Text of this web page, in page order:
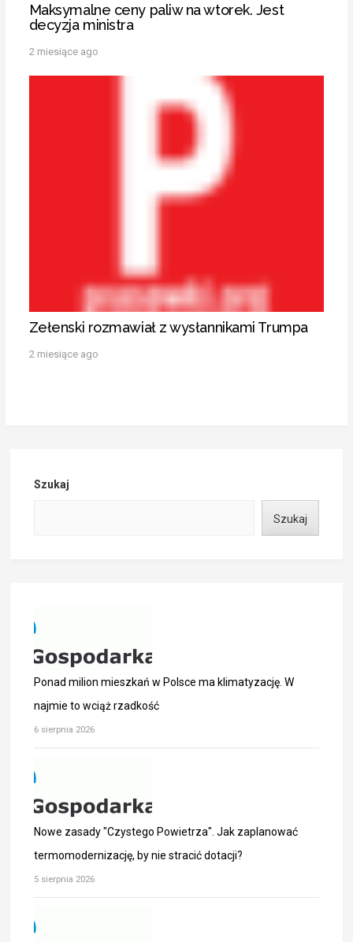
Maksymalne ceny paliw na wtorek. Jest
decyzja ministra
2 miesiące ago
Zełenski rozmawiał z wysłannikami Trumpa
2 miesiące ago
Szukaj
Szukaj
Ponad milion mieszkań w Polsce ma klimatyzację. W
najmie to wciąż rzadkość
6 sierpnia 2026
Nowe zasady "Czystego Powietrza". Jak zaplanować
termomodernizację, by nie stracić dotacji?
5 sierpnia 2026